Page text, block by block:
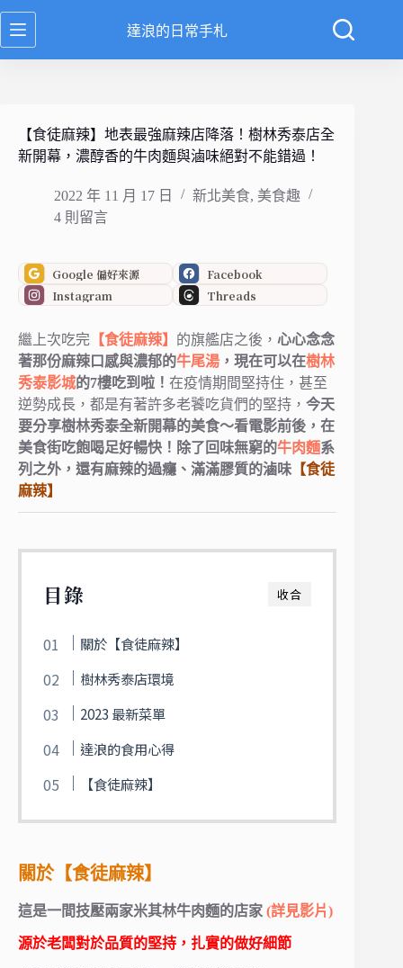
跳
至
達浪的日常手札
【食徒麻辣】地表最強麻辣店降落！樹林秀泰店全
新開幕，濃醇香的牛肉麵與滷味絕對不能錯過！
2022 年 11 月 17 日 新北美食, 美食趣
4 則留言
Google 偏好來源
Facebook
Instagram
Threads
繼上次吃完 【食徒麻辣】 的旗艦店之後， 心心念念
著那份麻辣口感與濃郁的牛尾湯 ，現在可以在樹林
秀泰影城的7樓吃到啦！ 在疫情期間堅持住，甚至
逆勢成長， 都是有著許多老饕吃貨們的堅持， 今天
要分享樹林秀泰全新開幕的美食～看電影前後，在
美食街吃飽喝足好暢快！ 除了回味無窮的牛肉麵系
列之外， 還有麻辣的過癮、滿滿膠質的滷味 【食徒
麻辣】
收合
目錄
關於【食徒麻辣】
樹林秀泰店環境
2023 最新菜單
達浪的食用心得
【食徒麻辣】
關於【食徒麻辣】
這是一間技壓兩家米其林牛肉麵的店家 (詳見影片)
源於老闆對於品質的堅持，扎實的做好細節